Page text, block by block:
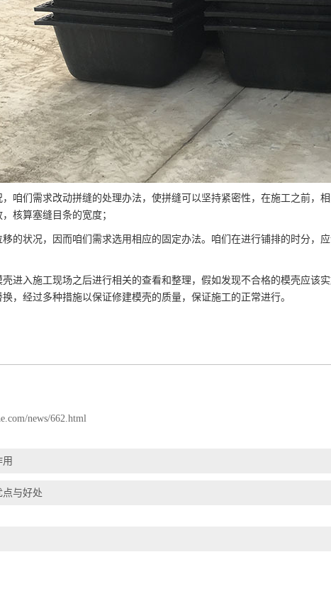
咱们需求改动拼缝的处理办法，使拼缝可以坚持紧密性，在施工之前，
核算塞缝目条的宽度；
的状况，因而咱们需求选用相应的固定办法。咱们在进行铺排的时分，
壳进入施工现场之后进行相关的查看和整理，假如发现不合格的模壳应该
，经过多种措施以保证修建模壳的质量，保证施工的正常进行。
news/662.html
用
点与好处